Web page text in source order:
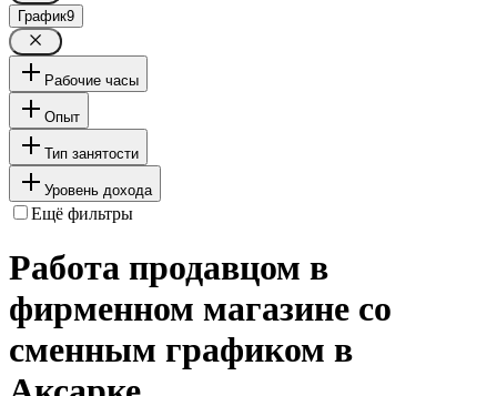
График9
Рабочие часы
Опыт
Тип занятости
Уровень дохода
Ещё фильтры
Работа продавцом в
фирменном магазине со
сменным графиком в